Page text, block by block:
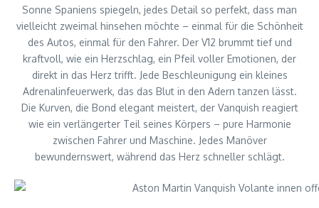
Sonne Spaniens spiegeln, jedes Detail so perfekt, dass man
vielleicht zweimal hinsehen möchte – einmal für die Schönheit
des Autos, einmal für den Fahrer. Der V12 brummt tief und
kraftvoll, wie ein Herzschlag, ein Pfeil voller Emotionen, der
direkt in das Herz trifft. Jede Beschleunigung ein kleines
Adrenalinfeuerwerk, das das Blut in den Adern tanzen lässt.
Die Kurven, die Bond elegant meistert, der Vanquish reagiert
wie ein verlängerter Teil seines Körpers – pure Harmonie
zwischen Fahrer und Maschine. Jedes Manöver
bewundernswert, während das Herz schneller schlägt.